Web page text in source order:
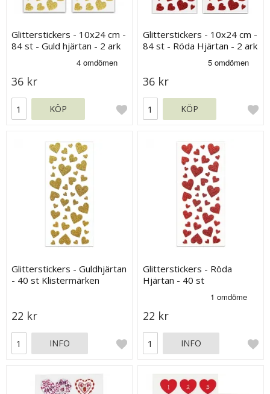
Glitterstickers - 10x24 cm -
84 st - Guld hjärtan - 2 ark
36 kr
KÖP
Glitterstickers - 10x24 cm -
84 st - Röda Hjärtan - 2 ark
36 kr
KÖP
Glitterstickers - Guldhjärtan
- 40 st Klistermärken
22 kr
INFO
Glitterstickers - Röda
Hjärtan - 40 st
22 kr
INFO